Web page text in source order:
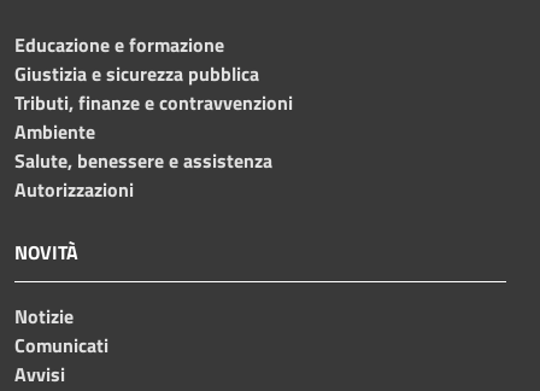
Educazione e formazione
Giustizia e sicurezza pubblica
Tributi, finanze e contravvenzioni
Ambiente
Salute, benessere e assistenza
Autorizzazioni
NOVITÀ
Notizie
Comunicati
Avvisi